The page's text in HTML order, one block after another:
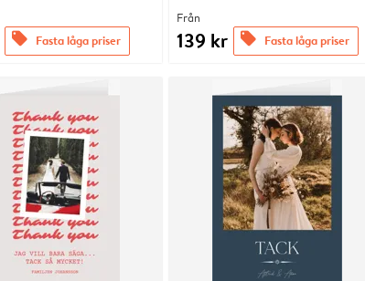
offers Fasta låga priser
Från
139 kr offers Fasta låga priser